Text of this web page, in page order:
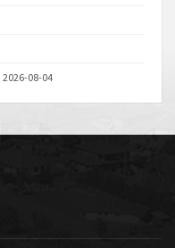
2026-08-04